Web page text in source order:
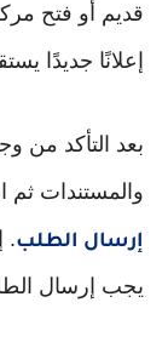
قديم أو فتح
إعلانًا جديدًا
بعد التأكد من
والمستندات ثم
إرسال الطلب.
يجب إرسال